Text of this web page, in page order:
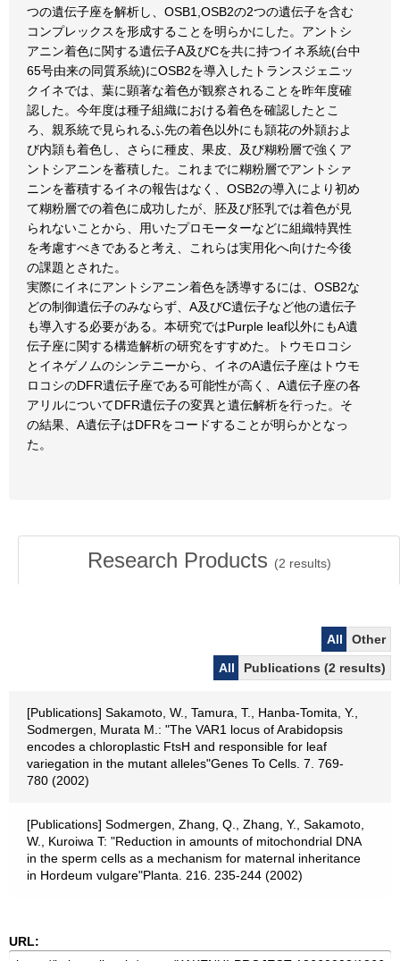
つの遺伝子座を解析し、OSB1,OSB2の2つの遺伝子を含む
コンプレックスを形成することを明らかにした。アントシ
アニン着色に関する遺伝子A及びCを共に持つイネ系統(台中
65号由来の同質系統)にOSB2を導入したトランスジェニッ
クイネでは、葉に顕著な着色が観察されることを昨年度確
認した。今年度は種子組織における着色を確認したとこ
ろ、親系統で見られるふ先の着色以外にも頴花の外頴およ
び内頴も着色し、さらに種皮、果皮、及び糊粉層で強くア
ントシアニンを蓄積した。これまでに糊粉層でアントシァ
ニンを蓄積するイネの報告はなく、OSB2の導入により初め
て糊粉層での着色に成功したが、胚及び胚乳では着色が見
られないことから、用いたプロモーターなどに組織特異性
を考慮すべきであると考え、これらは実用化へ向けた今後
の課題とされた。
実際にイネにアントシアニン着色を誘導するには、OSB2な
どの制御遺伝子のみならず、A及びC遺伝子など他の遺伝子
も導入する必要がある。本研究ではPurple leaf以外にもA遺
伝子座に関する構造解析の研究をすすめた。トウモロコシ
とイネゲノムのシンテニーから、イネのA遺伝子座はトウモ
ロコシのDFR遺伝子座である可能性が高く、A遺伝子座の各
アリルについてDFR遺伝子の変異と遺伝解析を行った。そ
の結果、A遺伝子はDFRをコードすることが明らかとなっ
た。
Research Products (2 results)
All
Other
All
Publications (2 results)
[Publications] Sakamoto, W., Tamura, T., Hanba-Tomita, Y.,
Sodmergen, Murata M.: "The VAR1 locus of Arabidopsis
encodes a chloroplastic FtsH and responsible for leaf
variegation in the mutant alleles"Genes To Cells. 7. 769-
780 (2002)
[Publications] Sodmergen, Zhang, Q., Zhang, Y., Sakamoto,
W., Kuroiwa T: "Reduction in amounts of mitochondrial DNA
in the sperm cells as a mechanism for maternal inheritance
in Hordeum vulgare"Planta. 216. 235-244 (2002)
URL: